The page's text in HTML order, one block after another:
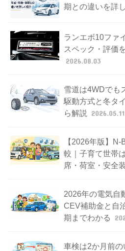
期との違いを詳
ランエボ10ファ
スペック・評価
2026.08.03
雪道は4WDでも
駆動方式と冬タ
ら解説
2026.05.11
【2026年版】
較｜子育て世帯
席・荷室・安全
2026年の電気自
CEV補助金と自
期までわかる
車検は2か月前